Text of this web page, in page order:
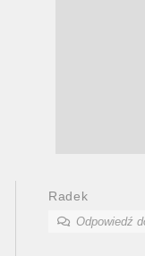
Radek
Odpowiedź